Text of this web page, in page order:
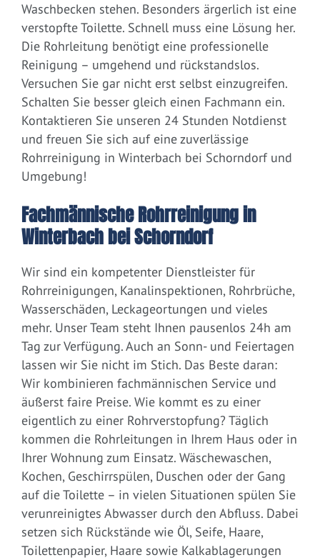
Waschbecken stehen. Besonders ärgerlich ist eine
verstopfte Toilette. Schnell muss eine Lösung her.
Die Rohrleitung benötigt eine professionelle
Reinigung – umgehend und rückstandslos.
Versuchen Sie gar nicht erst selbst einzugreifen.
Schalten Sie besser gleich einen Fachmann ein.
Kontaktieren Sie unseren 24 Stunden Notdienst
und freuen Sie sich auf eine zuverlässige
Rohrreinigung in Winterbach bei Schorndorf und
Umgebung!
Fachmännische Rohrreinigung in
Winterbach bei Schorndorf
Wir sind ein kompetenter Dienstleister für
Rohrreinigungen, Kanalinspektionen, Rohrbrüche,
Wasserschäden, Leckageortungen und vieles
mehr. Unser Team steht Ihnen pausenlos 24h am
Tag zur Verfügung. Auch an Sonn- und Feiertagen
lassen wir Sie nicht im Stich. Das Beste daran:
Wir kombinieren fachmännischen Service und
äußerst faire Preise. Wie kommt es zu einer
eigentlich zu einer Rohrverstopfung? Täglich
kommen die Rohrleitungen in Ihrem Haus oder in
Ihrer Wohnung zum Einsatz. Wäschewaschen,
Kochen, Geschirrspülen, Duschen oder der Gang
auf die Toilette – in vielen Situationen spülen Sie
verunreinigtes Abwasser durch den Abfluss. Dabei
setzen sich Rückstände wie Öl, Seife, Haare,
Toilettenpapier, Haare sowie Kalkablagerungen